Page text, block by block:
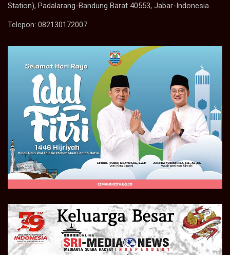
Station), Padalarang-Bandung Barat 40553, Jabar-Indonesia.
Telepon: 082130172007